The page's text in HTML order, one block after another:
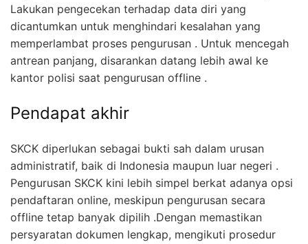
Lakukan pengecekan terhadap data diri yang
dicantumkan untuk menghindari kesalahan yang
memperlambat proses pengurusan . Untuk mencegah
antrean panjang, disarankan datang lebih awal ke
kantor polisi saat pengurusan offline .
Pendapat akhir
SKCK diperlukan sebagai bukti sah dalam urusan
administratif, baik di Indonesia maupun luar negeri .
Pengurusan SKCK kini lebih simpel berkat adanya opsi
pendaftaran online, meskipun pengurusan secara
offline tetap banyak dipilih .Dengan memastikan
persyaratan dokumen lengkap, mengikuti prosedur